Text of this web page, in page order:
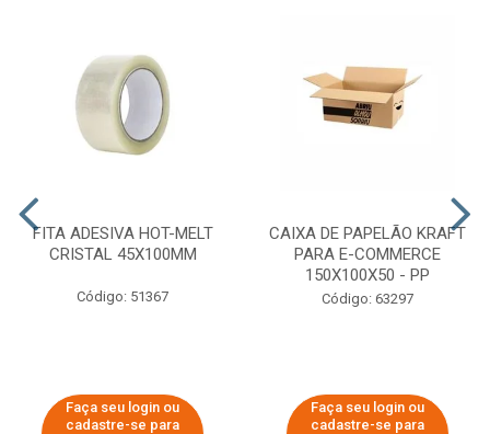
FITA ADESIVA HOT-MELT
CRISTAL 45X100MM
Código: 51367
Faça seu login ou
cadastre-se para
CAIXA DE PAPELÃO KRAFT
PARA E-COMMERCE
150X100X50 - PP
Código: 63297
Faça seu login ou
cadastre-se para